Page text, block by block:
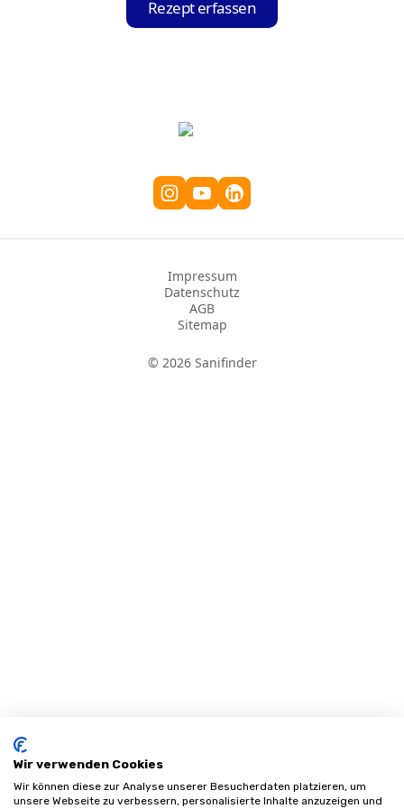
um Ihr Krankenkassenrezept einzuscannen.
Rezept erfassen
© 2026 Sanifinder
Impressum
Datenschutz
AGB
Sitemap
Wir verwenden Cookies
Wir können diese zur Analyse unserer Besucherdaten platzieren, um
unsere Webseite zu verbessern, personalisierte Inhalte anzuzeigen und